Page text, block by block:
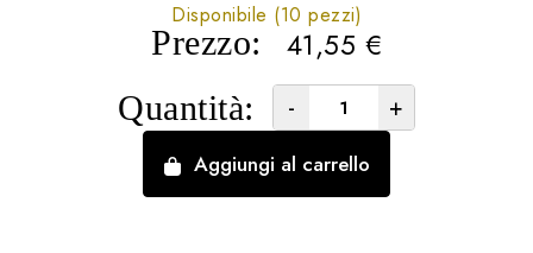
Prezzo: 41,55 €
Disponibile (10 pezzi)
Quantità: - +
Aggiungi al carrello